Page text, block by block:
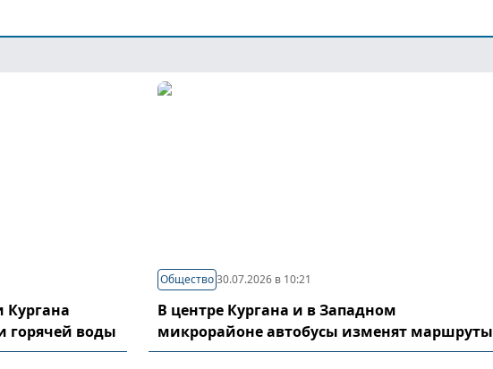
Кургана
горячей воды
Общество 30.07.2026 в 10:21
В центре Кургана и в Западном
микрорайоне автобусы изменят маршруты